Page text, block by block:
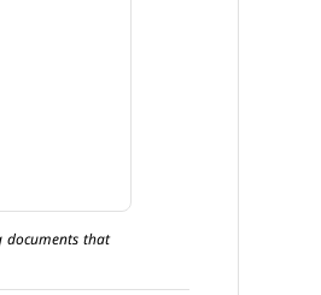
labor laws.
documents that